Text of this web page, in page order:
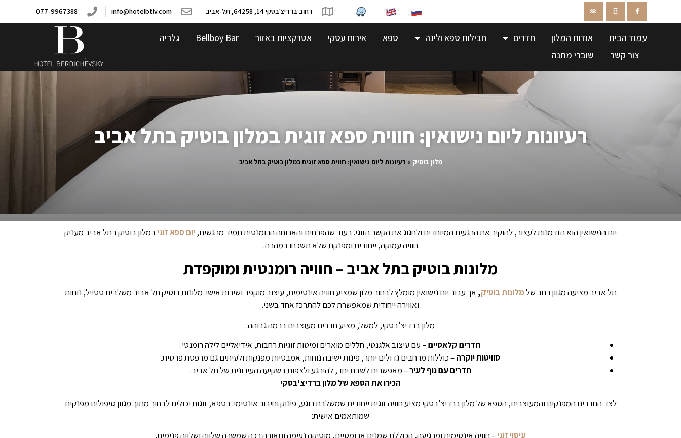
רחוב ברדיצ'בסקי 14, 64258, תל-אביב info@hotelbtlv.com
077-9967388
עמוד הבית אודות המלון חדרים חבילות ספא ולינה ספא אירוח עסקי אטרקציות באזור Bellboy Bar
גלריה
צור קשר
שוברי מתנה
רעיונות ליום נישואין: חווית ספא זוגית במלון בוטיק בתל אביב
מלון בוטיק » רעיונות ליום נישואין: חווית ספא זוגית במלון בוטיק בתל אביב
יום הנישואין הוא הזדמנות לעצור, להוקיר את הרגעים המיוחדים ולחגוג את הקשר הזוגי. בעוד שהפרחים והארוחה הרומנטית תמיד מרגשים, יום ספא זוגיבמלון בוטיק בתל אביב מעניק
חוויה עמוקה, ייחודית ומפנקת שלא תשכחו במהרה.
מלונות בוטיק בתל אביב – חוויה רומנטית ומוקפדת
תל אביב מציעה מגוון רחב שלמלונות בוטיק, אך עבור יום נישואין מומלץ לבחור מלון שמציע חוויה אינטימית, עיצוב מוקפד ושירות אישי. מלונות בוטיק תל אביב משלבים סטייל, נוחות
ואווירה ייחודית שמאפשרת לכם להתרכז אחד בשני.
מלון ברדיצ'בסקי, למשל, מציע חדרים מעוצבים ברמה גבוהה:
חדרים קלאסיים – עם עיצוב אלגנטי, חללים מוארים ומיטות זוגיות רחבות, אידיאליים לילה רומנטי.
סוויטות יוקרה– כוללות מרחבים גדולים יותר, פינות ישיבה נוחות, אמבטיות מפנקות ולעיתים גם מרפסת פרטית.
חדרים עם נוף לעיר– מאפשרים לשבת יחד, להירגע ולצפות בשקיעה העירונית של תל אביב.
הכירו את הספא של מלון ברדיצ'בסקי
לצד החדרים המפנקים והמעוצבים, הספא של מלון ברדיצ'בסקי מציע חוויה זוגית ייחודית שמשלבת רוגע, פינוק וחיבור אינטימי. בספא, זוגות יכולים לבחור מתוך מגוון טיפולים מפנקים
שמותאמים אישית:
עיסוי זוגי – חוויה אינטימית ומרגיעה, הכוללת שמנים ארומטיים, מוסיקה נעימה ותאורה רכה שמשרה שלווה ושלווה פנימית.